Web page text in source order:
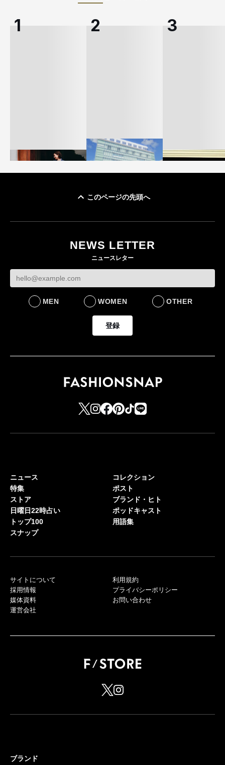
ケットなど7型を発売
FASHION
このページの先頭へ
NEWS LETTER
ニュースレター
MEN WOMEN OTHER
登録
ニュース
特集
ストア
日曜日22時占い
トップ100
スナップ
コレクション
ポスト
ブランド・ヒト
ポッドキャスト
用語集
サイトについて
採用情報
媒体資料
運営会社
利用規約
プライバシーポリシー
お問い合わせ
ブランド